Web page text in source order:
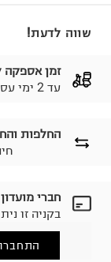
שווה לדעת!
זמן אספקה
עד 2 ימי עסקים
החלפות
₪
לבחירת בשיטת
הזמנתם
(במקום ב-19.9 ₪) לזמן מוגבל! חינם בהזמנות מעל 500 ₪.
חברי מועדון
בקניה זו ניתן